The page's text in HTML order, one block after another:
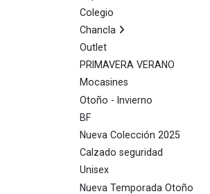
Colegio
Chancla
Outlet
PRIMAVERA VERANO
Mocasines
Otoño - Invierno
BF
Nueva Colección 2025
Calzado seguridad
Unisex
Nueva Temporada Otoño